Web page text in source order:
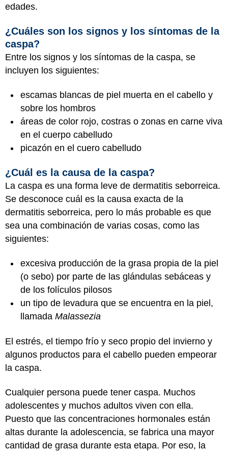
edades.
¿Cuáles son los signos y los síntomas de la
caspa?
Entre los signos y los síntomas de la caspa, se
incluyen los siguientes:
escamas blancas de piel muerta en el cabello y
sobre los hombros
áreas de color rojo, costras o zonas en carne viva
en el cuerpo cabelludo
picazón en el cuero cabelludo
¿Cuál es la causa de la caspa?
La caspa es una forma leve de dermatitis seborreica.
Se desconoce cuál es la causa exacta de la
dermatitis seborreica, pero lo más probable es que
sea una combinación de varias cosas, como las
siguientes:
excesiva producción de la grasa propia de la piel
(o sebo) por parte de las glándulas sebáceas y
de los folículos pilosos
un tipo de levadura que se encuentra en la piel,
llamada Malassezia
El estrés, el tiempo frío y seco propio del invierno y
algunos productos para el cabello pueden empeorar
la caspa.
Cualquier persona puede tener caspa. Muchos
adolescentes y muchos adultos viven con ella.
Puesto que las concentraciones hormonales están
altas durante la adolescencia, se fabrica una mayor
cantidad de grasa durante esta etapa. Por eso, la